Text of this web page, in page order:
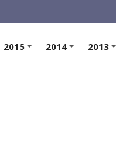
2015 2014 2013